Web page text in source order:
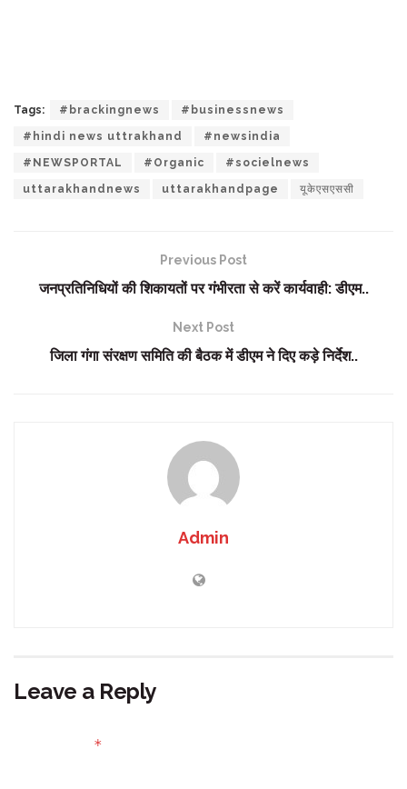
Tags: #brackingnews #businessnews
#hindi news uttrakhand #newsindia
#NEWSPORTAL #Organic #socielnews
uttarakhandnews uttarakhandpage यूकेएसएससी
Previous Post
जनप्रतिनिधियों की शिकायतों पर गंभीरता से करें कार्यवाही: डीएम..
Next Post
जिला गंगा संरक्षण समिति की बैठक में डीएम ने दिए कड़े निर्देश..
Admin
Leave a Reply
*